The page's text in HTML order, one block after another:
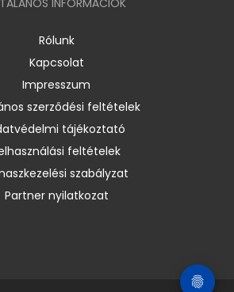
INFORMÁCIÓK
Rólunk
Kapcsolat
Impresszum
szerződési feltételek
tájékoztató
feltételek
szabályzat
Partner nyilatkozat